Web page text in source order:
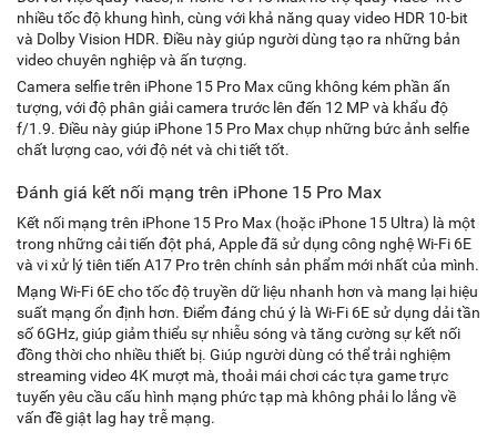
nhiều tốc độ khung hình, cùng với khả năng quay video HDR 10-bit
và Dolby Vision HDR. Điều này giúp người dùng tạo ra những bản
video chuyên nghiệp và ấn tượng.
Camera selfie trên iPhone 15 Pro Max cũng không kém phần ấn
tượng, với độ phân giải camera trước lên đến 12 MP và khẩu độ
f/1.9. Điều này giúp iPhone 15 Pro Max chụp những bức ảnh selfie
chất lượng cao, với độ nét và chi tiết tốt.
Đánh giá kết nối mạng trên iPhone 15 Pro Max
Kết nối mạng trên iPhone 15 Pro Max (hoặc iPhone 15 Ultra) là một
trong những cải tiến đột phá, Apple đã sử dụng công nghệ Wi-Fi 6E
và vi xử lý tiên tiến A17 Pro trên chính sản phẩm mới nhất của mình.
Mạng Wi-Fi 6E cho tốc độ truyền dữ liệu nhanh hơn và mang lại hiệu
suất mạng ổn định hơn. Điểm đáng chú ý là Wi-Fi 6E sử dụng dải tần
số 6GHz, giúp giảm thiểu sự nhiễu sóng và tăng cường sự kết nối
đồng thời cho nhiều thiết bị. Giúp người dùng có thể trải nghiệm
streaming video 4K mượt mà, thoải mái chơi các tựa game trực
tuyến yêu cầu cấu hình mạng phức tạp mà không phải lo lắng về
vấn đề giật lag hay trễ mạng.